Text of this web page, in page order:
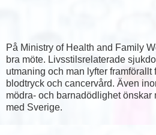
På Ministry of Health and Family
bra möte. Livsstilsrelaterade
utmaning och man lyfter framförallt
blodtryck och cancervård. Även
mödra- och barnadödlighet önskar
med Sverige.